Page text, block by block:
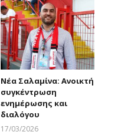
Νέα Σαλαμίνα: Ανοικτή
συγκέντρωση
ενημέρωσης και
διαλόγου
17/03/2026